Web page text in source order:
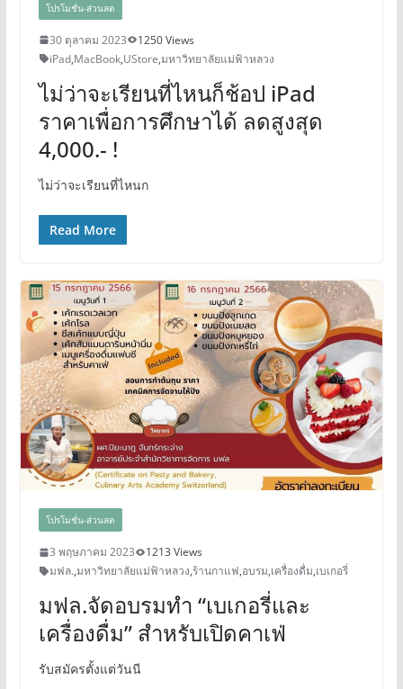
โปรโมชั่น-ส่วนลด
30 ตุลาคม 2023
1250 Views
iPad,MacBook,UStore,มหาวิทยาลัยแม่ฟ้าหลวง
ไม่ว่าจะเรียนที่ไหนก็ช้อป iPad
ราคาเพื่อการศึกษาได้ ลดสูงสุด
4,000.- !
ไม่ว่าจะเรียนที่ไหนก
Read More
โปรโมชั่น-ส่วนลด
3 พฤษภาคม 2023
1213 Views
มฟล.,มหาวิทยาลัยแม่ฟ้าหลวง,ร้านกาแฟ,อบรม,เครื่องดื่ม,เบเกอรี่
มฟล.จัดอบรมทำ “เบเกอรี่และ
เครื่องดื่ม” สำหรับเปิดคาเฟ่
รับสมัครตั้งแต่วันนี